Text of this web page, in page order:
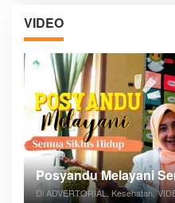
VIDEO
Posyandu Melayani
Di ADVERTORIAL, Kesehatan,